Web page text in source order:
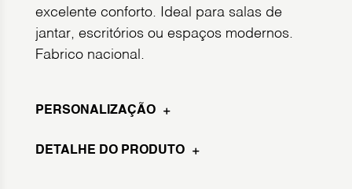
excelente conforto. Ideal para salas de
jantar, escritórios ou espaços modernos.
Fabrico nacional.
PERSONALIZAÇÃO
DETALHE DO PRODUTO